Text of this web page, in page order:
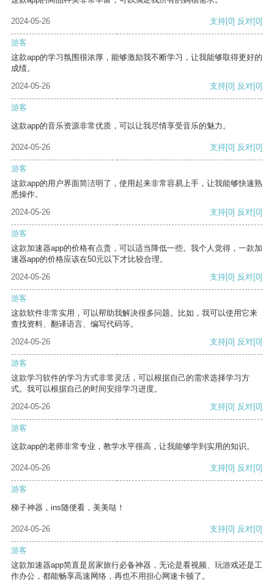
2024-05-26 支持[0] 反对[0]
游客
这款app的学习氛围很浓厚，能够激励我不断学习，让我能够取得更好的
成绩。
2024-05-26
支持[0] 反对[0]
游客
这款app的音乐资源非常优质，可以让我尽情享受音乐的魅力。
2024-05-26 支持[0] 反对[0]
游客
这款app的用户界面简洁明了，使用起来非常容易上手，让我能够快速熟
悉操作。
2024-05-26
支持[0] 反对[0]
游客
这款加速器app的价格有点贵，可以适当降低一些。我个人觉得，一款加
速器app的价格应该在50元以下才比较合理。
2024-05-26
支持[0] 反对[0]
游客
这款软件非常实用，可以帮助我解决很多问题。比如，我可以使用它来
查找资料、翻译语言、编写代码等。
2024-05-26
支持[0] 反对[0]
游客
这款学习软件的学习方式非常灵活，可以根据自己的需求选择学习方
式。我可以根据自己的时间安排学习进度。
2024-05-26
支持[0] 反对[0]
游客
这款app的老师非常专业，教学水平很高，让我能够学到实用的知识。
2024-05-26 支持[0] 反对[0]
游客
梯子神器，ins随便看，美美哒！
2024-05-26 支持[0] 反对[0]
游客
这款加速器app简直是居家旅行必备神器，无论是看视频、玩游戏还是工
作办公，都能畅享高速网络，再也不用担心网速卡顿了。